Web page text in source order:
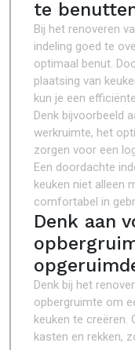
te
Bij het renoveren
indeling goed te
optimaal benut.
plaatsing van
kun je een
Denk bijvoorbeeld
werkruimte, het
zorgen voor een
Een doordachte
keuken niet alleen
comfortabel in
Denk aan
Denk bij het
opbergruimte om
keuken te creëren.
kasten en rekken,